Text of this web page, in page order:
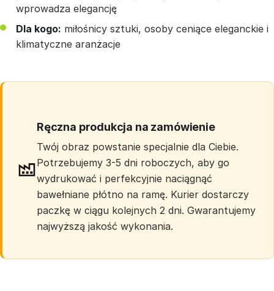
wprowadza elegancję
Dla kogo: miłośnicy sztuki, osoby ceniące eleganckie i
klimatyczne aranżacje
Ręczna produkcja na zamówienie
Twój obraz powstanie specjalnie dla Ciebie.
Potrzebujemy 3-5 dni roboczych, aby go
wydrukować i perfekcyjnie naciągnąć
bawełniane płótno na ramę. Kurier dostarczy
paczkę w ciągu kolejnych 2 dni. Gwarantujemy
najwyższą jakość wykonania.